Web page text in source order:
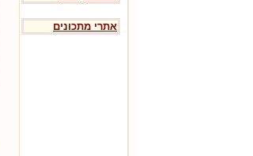
אתרי מתכונים